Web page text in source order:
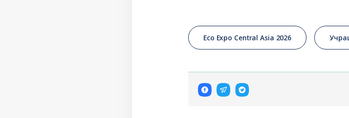
Eco Expo Central Asia 2026